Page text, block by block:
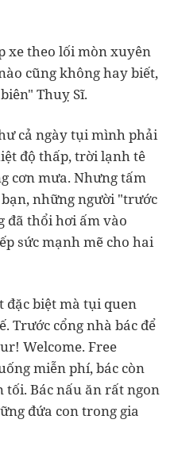
xe theo lối mòn xuyên
cũng không hay biết,
Thuỵ Sĩ.
cả ngày tụi mình phải
độ thấp, trời lạnh tê
cơn mưa. Nhưng tấm
những người "trước
đã thổi hơi ấm vào
sức mạnh mẽ cho hai
đặc biệt mà tụi quen
Trước cổng nhà bác để
Welcome. Free
miễn phí, bác còn
Bác nấu ăn rất ngon
đứa con trong gia